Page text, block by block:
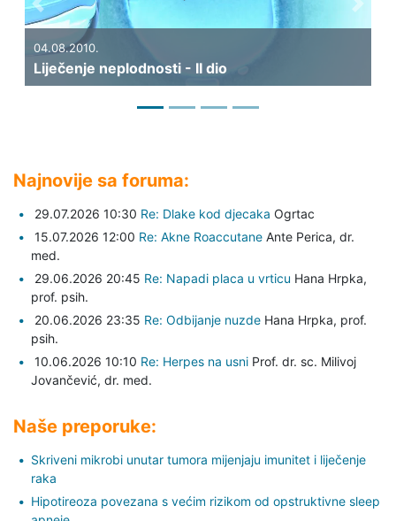
neplodnosti - II dio
Previous Next
Najnovije sa foruma:
29.07.2026 10:30 Re: Dlake kod djecaka Ogrtac
15.07.2026 12:00 Re: Akne Roaccutane Ante Perica, dr.
med.
29.06.2026 20:45 Re: Napadi placa u vrticu Hana Hrpka,
prof. psih.
20.06.2026 23:35 Re: Odbijanje nuzde Hana Hrpka, prof.
psih.
10.06.2026 10:10 Re: Herpes na usni Prof. dr. sc. Milivoj
Jovančević, dr. med.
Naše preporuke:
Skriveni mikrobi unutar tumora mijenjaju imunitet i liječenje
raka
Hipotireoza povezana s većim rizikom od opstruktivne sleep